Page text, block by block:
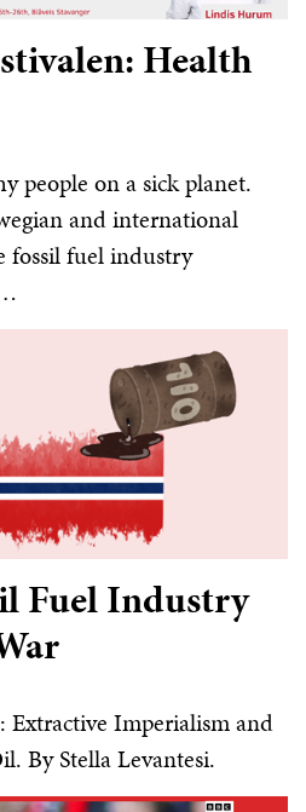
Health
people on a sick planet.
and international
fossil fuel industry
Fuel Industry
Extractive Imperialism and
By Stella Levantesi.